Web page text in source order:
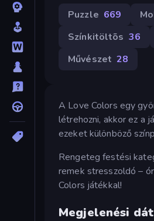
Puzzle 669
Színkitöltõs 36
Művészet 28
A Love Colors egy
létrehozni, akkor ez a
ezeket különböző
Rengeteg festési
remek stresszoldó –
Colors játékkal!
Megjelenési